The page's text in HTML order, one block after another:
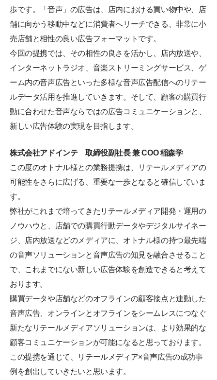
歩です。「音声」の広告は、店内における買い物中や、店
舗に向かう移動中などに消費者へリーチできる、非常に小
売店舗と相性の良い広告フォーマットです。
今回の提携では、その相性の良さを活かし、店内放送や、
インターネットラジオ、音楽ストリーミングサービス、ゲ
ーム内の音声広告といった多様な音声広告配信へのリテー
ルデータ活用を推進していきます。そして、顧客の購買行
動に合わせた音声ならではの広告コミュニケーションと、
新しい広告体験の実現を目指します。
株式会社アドインテ 取締役副社長 兼 COO 稲森学
この度のオトナル様との業務提携は、リテールメディアの
可能性をさらに広げる、重要な一歩となると確信していま
す。
弊社がこれまで培ってきたリテールメディア開発・運用の
ノウハウと、店舗での購買行動データやデジタルサイネー
ジ、店内放送などのメディアに、オトナル様の持つ最先端
の音声ソリューションと音声広告の知見を融合させること
で、これまでにない新しい広告体験を創造できると考えて
おります。
購買データや店舗などのオフラインの顧客接点と連動した
音声広告、オンラインとオフラインをシームレスにつなぐ
新たなリテールメディアソリューションは、より効果的な
顧客コミュニケーションが可能になると思っております。
この提携を通じて、リテールメディア×音声広告の成功事
例を創出していきたいと思います。